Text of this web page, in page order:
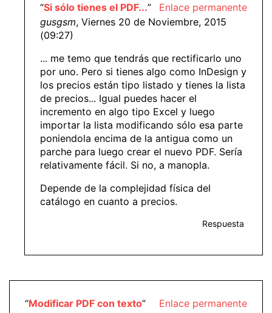
Enlace permanente
“Si sólo tienes el PDF...”
gusgsm, Viernes 20 de Noviembre, 2015
(09:27)
... me temo que tendrás que rectificarlo uno
por uno. Pero si tienes algo como InDesign y
los precios están tipo listado y tienes la lista
de precios... Igual puedes hacer el
incremento en algo tipo Excel y luego
importar la lista modificando sólo esa parte
poniendola encima de la antigua como un
parche para luego crear el nuevo PDF. Sería
relativamente fácil. Si no, a manopla.
Depende de la complejidad física del
catálogo en cuanto a precios.
Respuesta
Enlace permanente
“Modificar PDF con texto”